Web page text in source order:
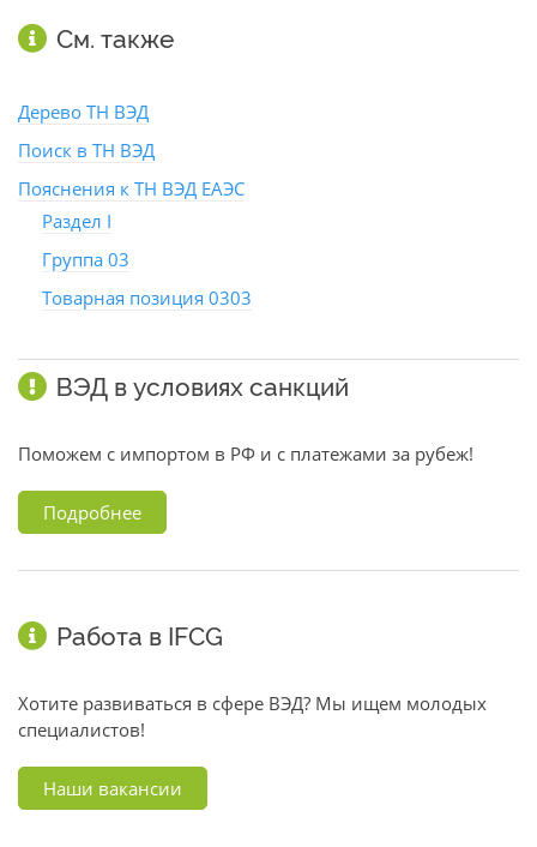
См. также
Дерево ТН ВЭД
Поиск в ТН ВЭД
Пояснения к ТН ВЭД ЕАЭС
Раздел I
Группа 03
Товарная позиция 0303
ВЭД в условиях санкций
Поможем с импортом в РФ и с платежами за рубеж!
Подробнее
Работа в IFCG
Хотите развиваться в сфере ВЭД? Мы ищем молодых
специалистов!
Наши вакансии